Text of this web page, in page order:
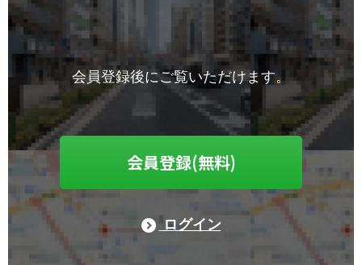
会員登録後にご覧いただけます。
会員登録(無料)
ログイン